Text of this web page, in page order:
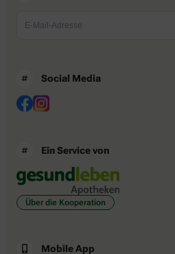
Social Media
Ein Service von
Über die Kooperation
Mobile App